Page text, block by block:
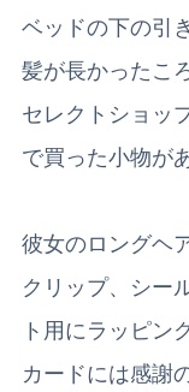
ベッドの下の引
髪が長かったこ
セレクトショッ
で買った小物が
彼女のロングヘ
クリップ、シー
ト用にラッピン
カードには感謝